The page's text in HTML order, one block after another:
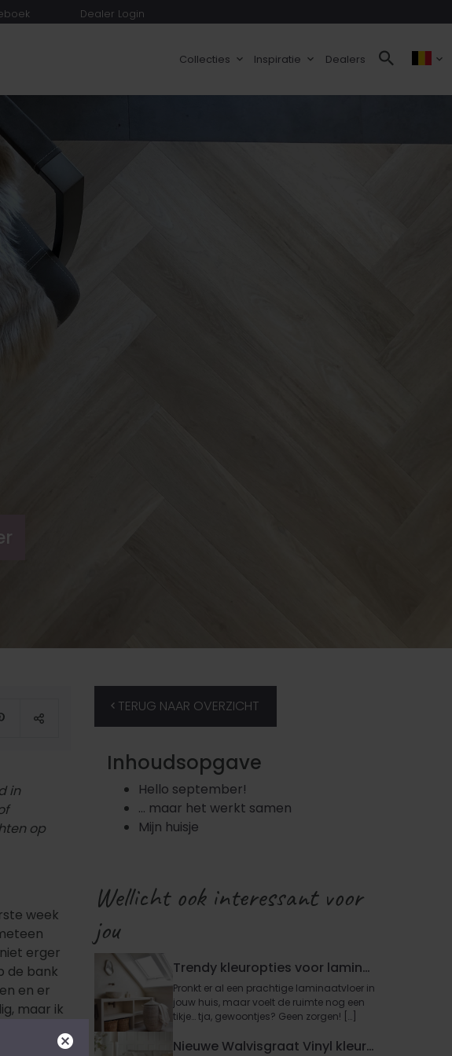
Dealer Login
Collecties Inspiratie Dealers
in
op
week
erger
de bank
en er
maar ik
TERUG NAAR OVERZICHT
Inhoudsopgave
Hello september!
… maar het werkt samen
Mijn huisje
Wellicht ook interessant voor
jou
Trendy kleuropties voor laminaat: geef jouw interieur een stijlvolle upgrade
Pronkt er al een prachtige laminaatvloer in
jouw huis, maar voelt de ruimte nog een
tikje… tja, gewoontjes? Geen zorgen! […]
Nieuwe Walvisgraat Vinyl kleur: Zand